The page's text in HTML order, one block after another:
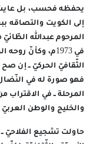
يحفظه فحسب، بل عايش
إلى الكويت والتصاقه
المرحوم عبدالله
في 1973م، وكأنّ
الثّقافيّ الحركيّ ــ إن
فهو صورة له في النّضال
المرحلة ــ في الاقتراب
والخليج والوطن
حاولت تشجيع الفلاحيّ